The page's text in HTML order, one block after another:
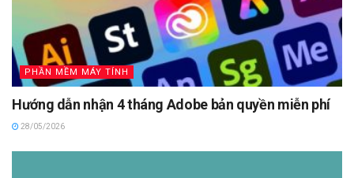
PHẦN MỀM MÁY TÍNH
Hướng dẫn nhận 4 tháng Adobe bản quyền miễn phí
28/05/2026